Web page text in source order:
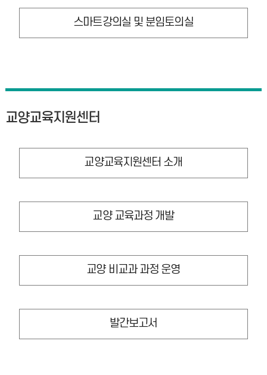
스마트강의실 및 분임토의실
교양교육지원센터
교양교육지원센터 소개
교양 교육과정 개발
교양 비교과 과정 운영
발간보고서